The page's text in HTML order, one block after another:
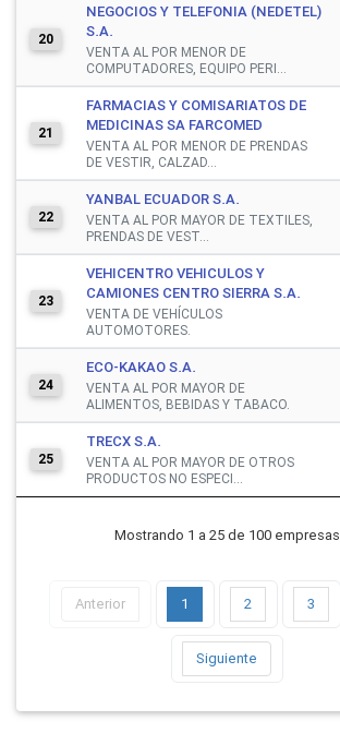
20
NEGOCIOS Y TELEFONIA (NEDETEL)
S.A.
VENTA AL POR MENOR DE
COMPUTADORES, EQUIPO PERI...
21
FARMACIAS Y COMISARIATOS DE
MEDICINAS SA FARCOMED
VENTA AL POR MENOR DE PRENDAS
DE VESTIR, CALZAD...
22
YANBAL ECUADOR S.A.
VENTA AL POR MAYOR DE TEXTILES,
PRENDAS DE VEST...
23
VEHICENTRO VEHICULOS Y
CAMIONES CENTRO SIERRA S.A.
VENTA DE VEHÍCULOS
AUTOMOTORES.
24
ECO-KAKAO S.A.
VENTA AL POR MAYOR DE
ALIMENTOS, BEBIDAS Y TABACO.
25
TRECX S.A.
VENTA AL POR MAYOR DE OTROS
PRODUCTOS NO ESPECI...
Mostrando 1 a 25 de 100 empresas
Anterior 1 2 3
Siguiente